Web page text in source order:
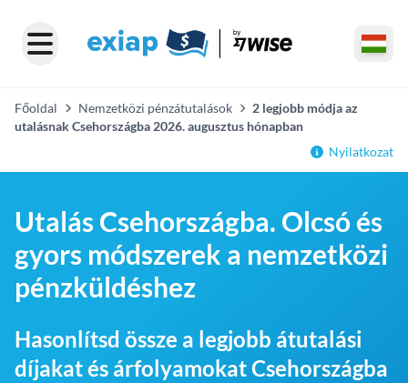
Főoldal Nemzetközi pénzátutalások
2 legjobb módja az
utalásnak Csehországba 2026. augusztus hónapban
Nyilatkozat
Utalás Csehországba. Olcsó és
gyors módszerek a nemzetközi
pénzküldéshez
Hasonlítsd össze a legjobb átutalási
díjakat és árfolyamokat Csehországba